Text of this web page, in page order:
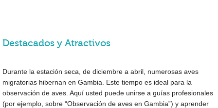
Destacados y Atractivos
Durante la estación seca, de diciembre a abril, numerosas aves
migratorias hibernan en Gambia. Este tiempo es ideal para la
observación de aves. Aquí usted puede unirse a guías profesionales
(por ejemplo, sobre “Observación de aves en Gambia”) y aprender